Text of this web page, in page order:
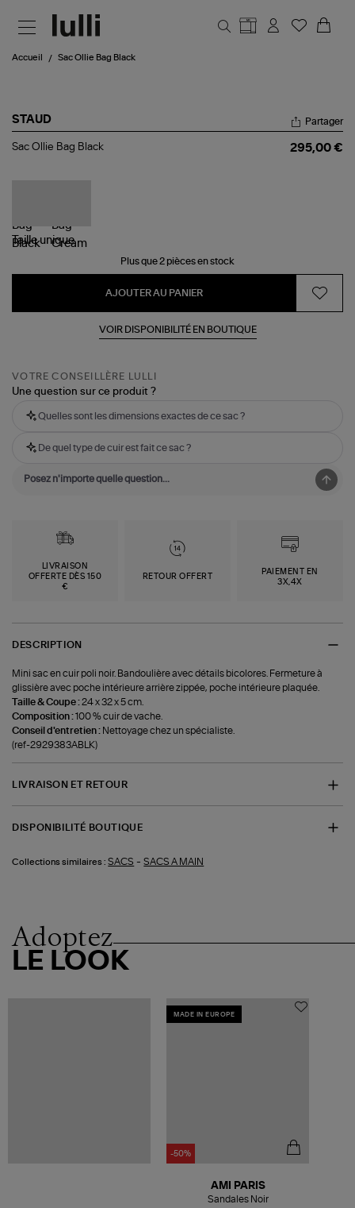
Accueil Sac Ollie Bag Black
STAUD
Sac
Partager
Sac Ollie Bag Black 295,00 €
Tailleunique
Plus que 2 pièces en stock
AJOUTER AU PANIER
VOIR DISPONIBILITÉ EN BOUTIQUE
VOTRE CONSEILLÈRE LULLI
Une question sur ce produit ?
Quelles sont les dimensions exactes de ce sac ?
De quel type de cuir est fait ce sac ?
LIVRAISON
OFFERTE DÈS 150
€
RETOUR OFFERT
PAIEMENT EN
3X,4X
DESCRIPTION
Mini sac en cuir poli noir. Bandoulière avec détails bicolores. Fermeture à
glissière avec poche intérieure arrière zippée, poche intérieure plaquée.
Taille & Coupe :24 x 32 x 5 cm.
Composition :100 % cuir de vache.
Conseil d'entretien : Nettoyage chez un spécialiste.
(ref-2929383ABLK)
LIVRAISON ET RETOUR
DISPONIBILITÉ BOUTIQUE
Collections similaires : SACS -SACS A MAIN
Adoptez
LE LOOK
MADE IN EUROPE
-50%
AMI PARIS
Sandales Noir